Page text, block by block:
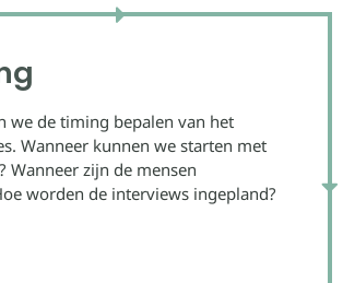
we de timing bepalen van het
Wanneer kunnen we starten met
Wanneer zijn de mensen
worden de interviews ingepland?